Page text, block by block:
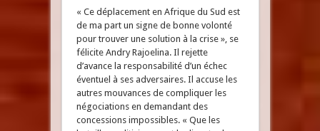
« Ce déplacement en Afrique du Sud est
de ma part un signe de bonne volonté
pour trouver une solution à la crise », se
félicite Andry Rajoelina. Il rejette
d’avance la responsabilité d’un échec
éventuel à ses adversaires. Il accuse les
autres mouvances de compliquer les
négociations en demandant des
concessions impossibles. « Que les